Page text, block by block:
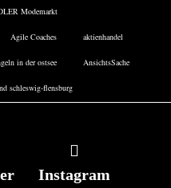
Modemarkt
Agile Coaches aktienhandel
in der ostsee AnsichtsSache
schleswig-flensburg
Instagram